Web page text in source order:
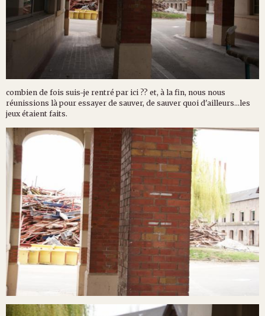
combien de fois suis-je rentré par ici ?? et, à la fin, nous nous
réunissions là pour essayer de sauver, de sauver quoi d'ailleurs...les
jeux étaient faits.